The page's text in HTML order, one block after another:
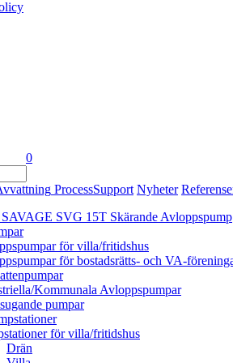
0
ProcessSupport Nyheter
SVG 15T Skärande Avloppspump
för villa/fritidshus
för bostadsrätts- och VA-
Kommunala Avloppspumpar
pumpar
för villa/fritidshus
Drän